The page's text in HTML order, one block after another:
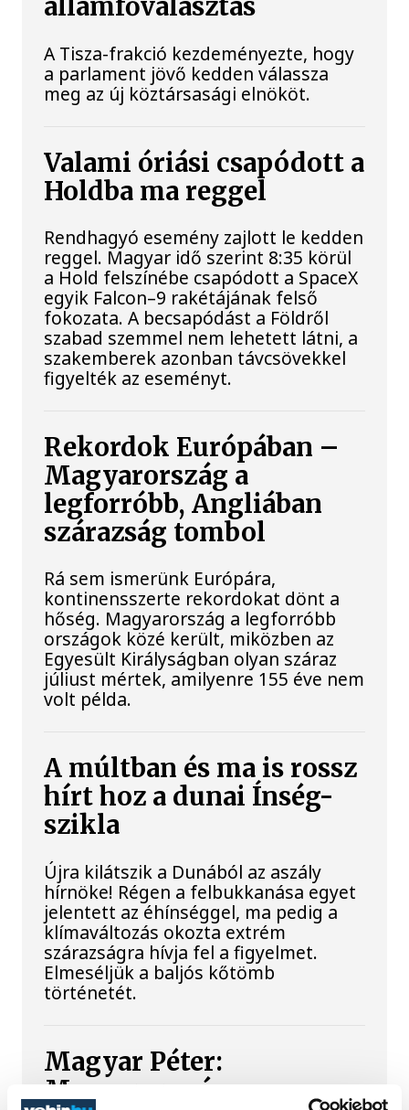
államfőválasztás
A Tisza-frakció kezdeményezte, hogy
a parlament jövő kedden válassza
meg az új köztársasági elnököt.
Valami óriási csapódott a
Holdba ma reggel
Rendhagyó esemény zajlott le kedden
reggel. Magyar idő szerint 8:35 körül
a Hold felszínébe csapódott a SpaceX
egyik Falcon–9 rakétájának felső
fokozata. A becsapódást a Földről
szabad szemmel nem lehetett látni, a
szakemberek azonban távcsövekkel
figyelték az eseményt.
Rekordok Európában –
Magyarország a
legforróbb, Angliában
szárazság tombol
Rá sem ismerünk Európára,
kontinensszerte rekordokat dönt a
hőség. Magyarország a legforróbb
országok közé került, miközben az
Egyesült Királyságban olyan száraz
júliust mértek, amilyenre 155 éve nem
volt példa.
A múltban és ma is rossz
hírt hoz a dunai Ínség-
szikla
Újra kilátszik a Dunából az aszály
hírnöke! Régen a felbukkanása egyet
jelentett az éhínséggel, ma pedig a
klímaváltozás okozta extrém
szárazságra hívja fel a figyelmet.
Elmeséljük a baljós kőtömb
történetét.
Magyar Péter:
Magyarország